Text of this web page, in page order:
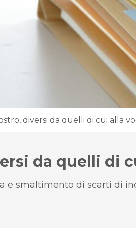
diversi da quelli di cui alla
da quelli di
e smaltimento di scarti di